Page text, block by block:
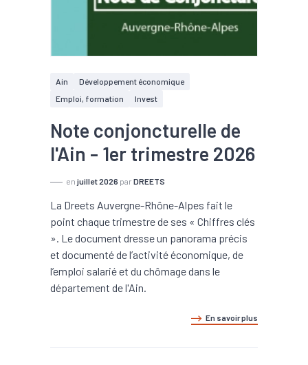
Ain
Développement économique
Emploi, formation
Invest
Note conjoncturelle de
l'Ain - 1er trimestre 2026
en juillet 2026 par DREETS
La Dreets Auvergne-Rhône-Alpes fait le
point chaque trimestre de ses « Chiffres clés
». Le document dresse un panorama précis
et documenté de l’activité économique, de
l’emploi salarié et du chômage dans le
département de l'Ain.
En savoir plus